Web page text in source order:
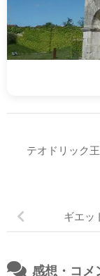
テオドリック
ギエッ
感想・コメ